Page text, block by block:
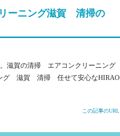
ーニング滋賀 清掃の
滋賀の清掃 エアコンクリーニング
グ 滋賀 清掃 任せて安心なHIRAO
この記事のURL